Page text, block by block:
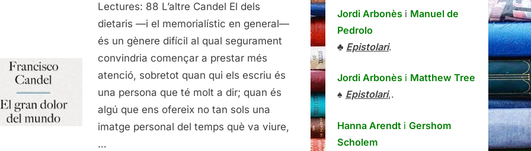
gran
dolor
del
mundo.
1944-
1975,
Francisco
Candel
Lectures: 88 L’altre Candel El dels
dietaris —i el memorialístic en general—
és un gènere difícil al qual segurament
convindria començar a prestar més
atenció, sobretot quan qui els escriu és
una persona que té molt a dir; quan és
algú que ens ofereix no tan sols una
imatge personal del temps què va viure,
…
Jordi Arbonès i Manuel de
Pedrolo
♣ Epistolari.
Jordi Arbonès i Matthew Tree
♠ Epistolari,.
Hanna Arendt i Gershom
Scholem